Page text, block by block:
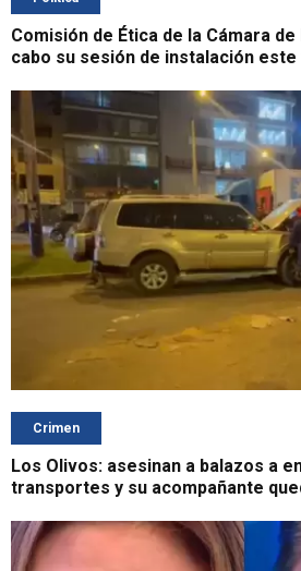
Comisión de Ética de la Cámara
cabo su sesión de instalación
Crimen
Los Olivos: asesinan a balazos a
transportes y su acompañante